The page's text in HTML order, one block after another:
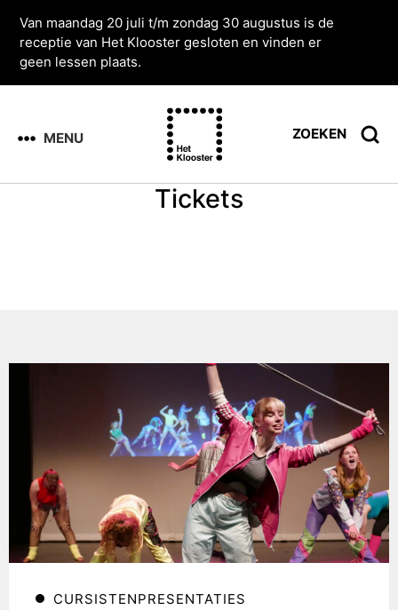
Van maandag 20 juli t/m zondag 30 augustus is de
receptie van Het Klooster gesloten en vinden er
geen lessen plaats.
MENU ZOEKEN
Tickets
CURSISTENPRESENTATIES